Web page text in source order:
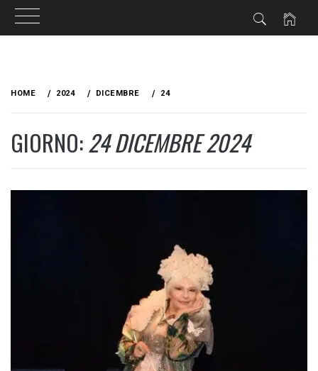
HOME 2024 DICEMBRE 24
GIORNO:24 DICEMBRE 2024